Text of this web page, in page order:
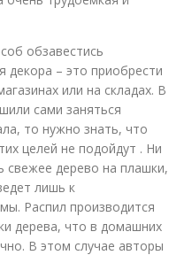
обзавестись
декора – это приобрести
или на складах. В
сами заняться
то нужно знать, что
целей не подойдут . Ни
свежее дерево на плашки,
лишь к
Распил производится
дерева, что в домашних
В этом случае авторы